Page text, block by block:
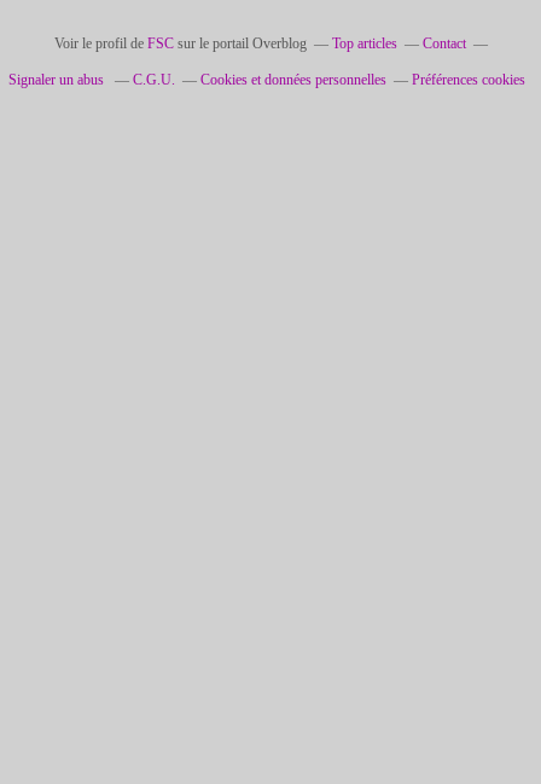
Voir le profil de FSCsur le portail Overblog Top articles Contact
Signaler un abus C.G.U. Cookies et données personnelles Préférences cookies